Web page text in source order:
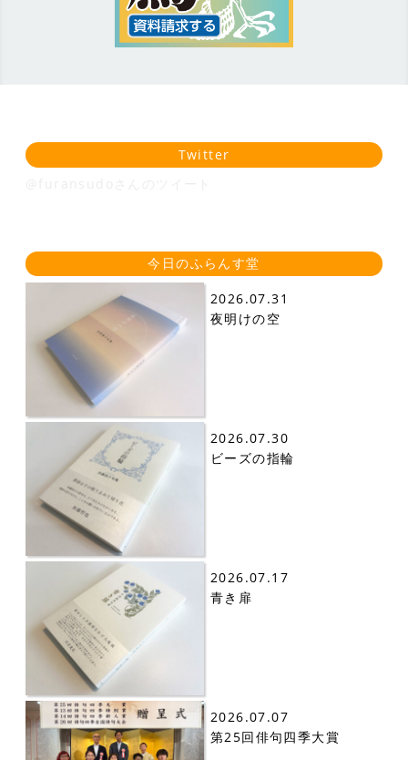
Twitter
今日のふらんす堂
2026.07.31
夜明けの空
2026.07.30
ビーズの指輪
2026.07.17
青き扉
2026.07.07
第25回俳句四季大賞